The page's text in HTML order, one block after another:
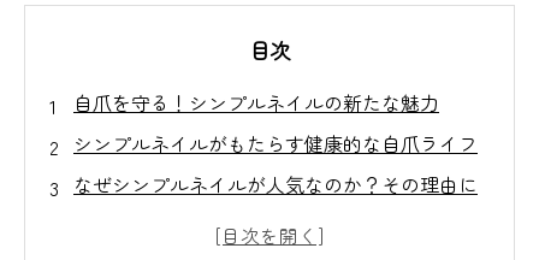
目次
自爪を守る！シンプルネイルの新たな魅力
シンプルネイルがもたらす健康的な自爪ライフ
なぜシンプルネイルが人気なのか？その理由に